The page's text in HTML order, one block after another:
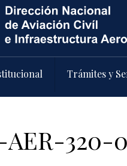
Trámites y
AER-320-